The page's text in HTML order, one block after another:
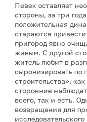
Певек оставляет
стороны, за три
положительная
стараются
пригород явно
живым. С другой
житель любит в
сыронизировать по
строительства»,
сторонние
всего, так и есть.
возвращения для